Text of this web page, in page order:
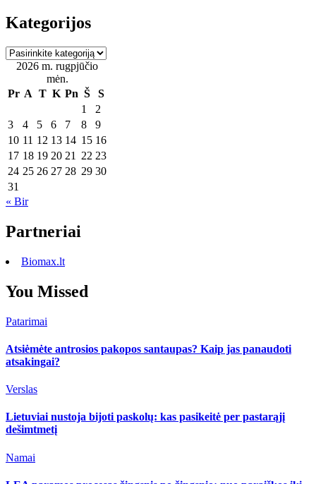
Kategorijos
Kategorijos
2026 m. rugpjūčio
mėn.
Pr A T K Pn Š
S
1
2
3
4 5 6 7 8
9
10 11 12 13 14 15 16
17 18 19 20 21 22 23
24 25 26 27 28 29 30
31
« Bir
Partneriai
Biomax.lt
You Missed
Patarimai
Atsiėmėte antrosios pakopos santaupas? Kaip jas panaudoti
atsakingai?
Verslas
Lietuviai nustoja bijoti paskolų: kas pasikeitė per pastarąjį
dešimtmetį
Namai